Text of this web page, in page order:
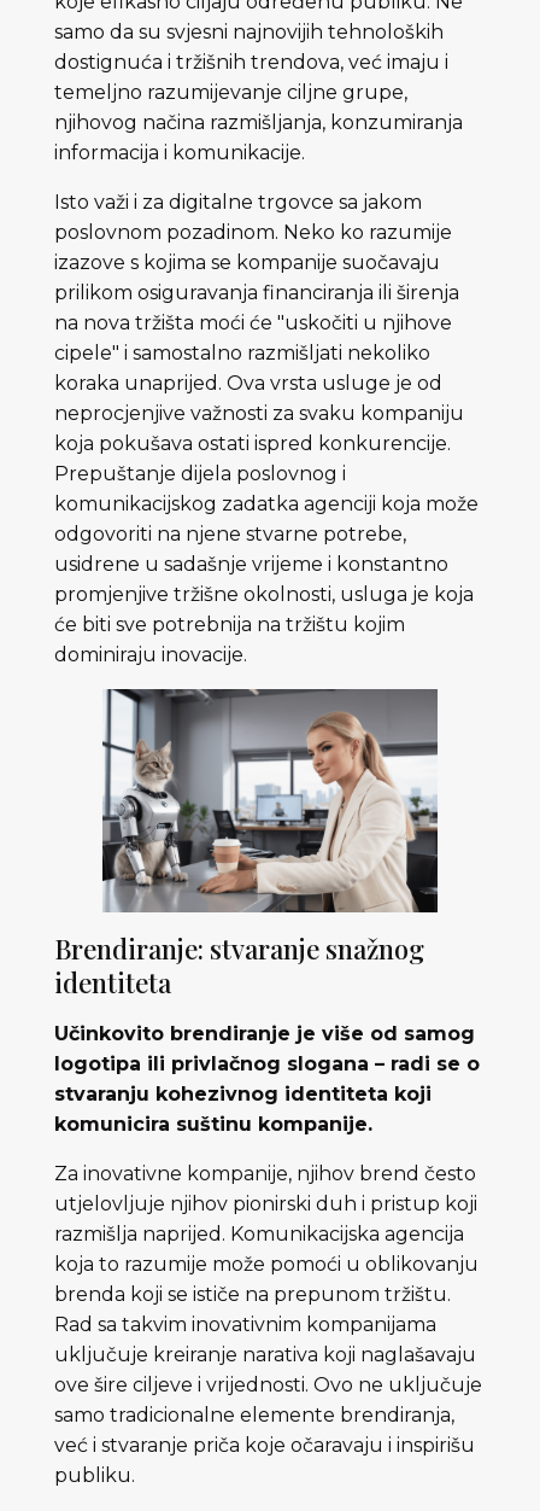
samo da su svjesni najnovijih tehnoloških
dostignuća i tržišnih trendova, već imaju i
temeljno razumijevanje ciljne grupe,
njihovog načina razmišljanja, konzumiranja
informacija i komunikacije.
Isto važi i za digitalne trgovce sa jakom
poslovnom pozadinom. Neko ko razumije
izazove s kojima se kompanije suočavaju
prilikom osiguravanja financiranja ili širenja
na nova tržišta moći će "uskočiti u njihove
cipele" i samostalno razmišljati nekoliko
koraka unaprijed. Ova vrsta usluge je od
neprocjenjive važnosti za svaku kompaniju
koja pokušava ostati ispred konkurencije.
Prepuštanje dijela poslovnog i
komunikacijskog zadatka agenciji koja može
odgovoriti na njene stvarne potrebe,
usidrene u sadašnje vrijeme i konstantno
promjenjive tržišne okolnosti, usluga je koja
će biti sve potrebnija na tržištu kojim
dominiraju inovacije.
Brendiranje: stvaranje snažnog
identiteta
Učinkovito brendiranje je više od samog
logotipa ili privlačnog slogana – radi se o
stvaranju kohezivnog identiteta koji
komunicira suštinu kompanije.
Za inovativne kompanije, njihov brend često
utjelovljuje njihov pionirski duh i pristup koji
razmišlja naprijed. Komunikacijska agencija
koja to razumije može pomoći u oblikovanju
brenda koji se ističe na prepunom tržištu.
Rad sa takvim inovativnim kompanijama
uključuje kreiranje narativa koji naglašavaju
ove šire ciljeve i vrijednosti. Ovo ne uključuje
samo tradicionalne elemente brendiranja,
već i stvaranje priča koje očaravaju i inspirišu
publiku.